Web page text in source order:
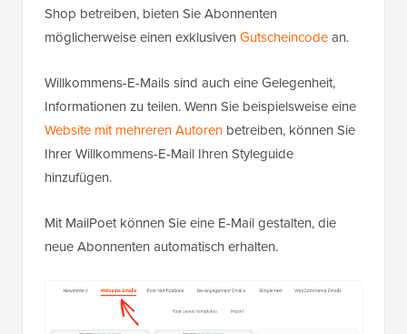
Shop betreiben, bieten Sie Abonnenten
möglicherweise einen exklusiven Gutscheincodean.
Willkommens-E-Mails sind auch eine Gelegenheit,
Informationen zu teilen. Wenn Sie beispielsweise eine
Website mit mehreren Autoren betreiben, können Sie
Ihrer Willkommens-E-Mail Ihren Styleguide
hinzufügen.
Mit MailPoet können Sie eine E-Mail gestalten, die
neue Abonnenten automatisch erhalten.